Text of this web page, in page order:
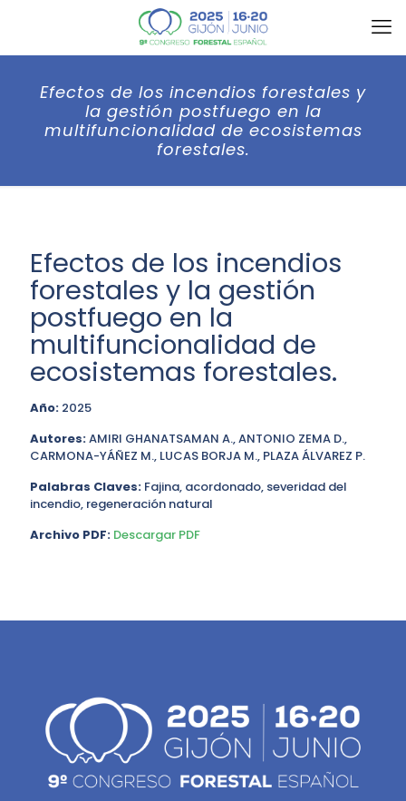
Efectos de los incendios forestales y
la gestión postfuego en la
multifuncionalidad de ecosistemas
forestales.
Efectos de los incendios
forestales y la gestión
postfuego en la
multifuncionalidad de
ecosistemas forestales.
Año: 2025
Autores:AMIRI GHANATSAMAN A., ANTONIO ZEMA D.,
CARMONA-YÁÑEZ M., LUCAS BORJA M., PLAZA ÁLVAREZ P.
Palabras Claves: Fajina, acordonado, severidad del
incendio, regeneración natural
Archivo PDF: Descargar PDF